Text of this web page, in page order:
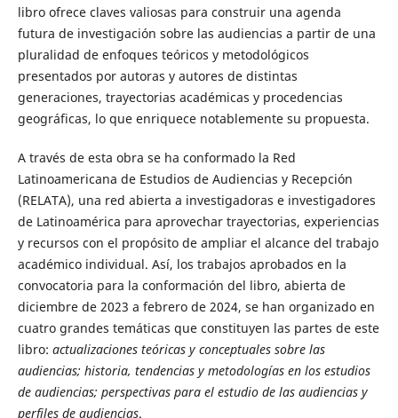
libro ofrece claves valiosas para construir una agenda
futura de investigación sobre las audiencias a partir de una
pluralidad de enfoques teóricos y metodológicos
presentados por autoras y autores de distintas
generaciones, trayectorias académicas y procedencias
geográficas, lo que enriquece notablemente su propuesta.
A través de esta obra se ha conformado la Red
Latinoamericana de Estudios de Audiencias y Recepción
(RELATA), una red abierta a investigadoras e investigadores
de Latinoamérica para aprovechar trayectorias, experiencias
y recursos con el propósito de ampliar el alcance del trabajo
académico individual. Así, los trabajos aprobados en la
convocatoria para la conformación del libro, abierta de
diciembre de 2023 a febrero de 2024, se han organizado en
cuatro grandes temáticas que constituyen las partes de este
libro: actualizaciones teóricas y conceptuales sobre las
audiencias; historia, tendencias y metodologías en los estudios
de audiencias; perspectivas para el estudio de las audiencias y
perfiles de audiencias.